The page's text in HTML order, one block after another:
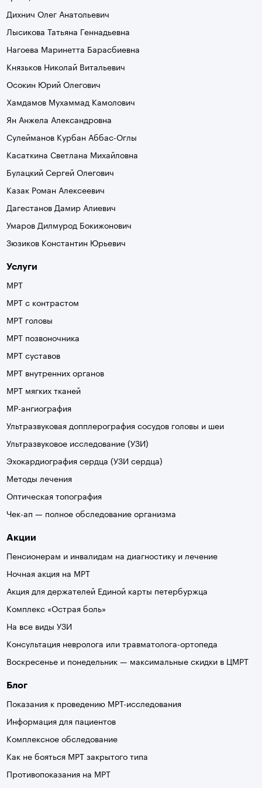
Дихнич Олег Анатольевич
Лысикова Татьяна Геннадьевна
Нагоева Маринетта Барасбиевна
Князьков Николай Витальевич
Осокин Юрий Олегович
Хамдамов Мухаммад Камолович
Ян Анжела Александровна
Сулейманов Курбан Аббас-Оглы
Касаткина Светлана Михайловна
Булацкий Сергей Олегович
Казак Роман Алексеевич
Дагестанов Дамир Алиевич
Умаров Дилмурод Бокижонович
Зюзиков Константин Юрьевич
Услуги
МРТ
МРТ с контрастом
МРТ головы
МРТ позвоночника
МРТ суставов
МРТ внутренних органов
МРТ мягких тканей
МР-ангиография
Ультразвуковая допплерография сосудов головы и шеи
Ультразвуковое исследование (УЗИ)
Эхокардиография сердца (УЗИ сердца)
Методы лечения
Оптическая топография
Чек-ап — полное обследование организма
Акции
Пенсионерам и инвалидам на диагностику и лечение
Ночная акция на МРТ
Акция для держателей Единой карты петербуржца
Комплекс «Острая боль»
На все виды УЗИ
Консультация невролога или травматолога-ортопеда
Воскресенье и понедельник — максимальные скидки в ЦМРТ
Блог
Показания к проведению МРТ-исследования
Информация для пациентов
Комплексное обследование
Как не бояться МРТ закрытого типа
Противопоказания на МРТ